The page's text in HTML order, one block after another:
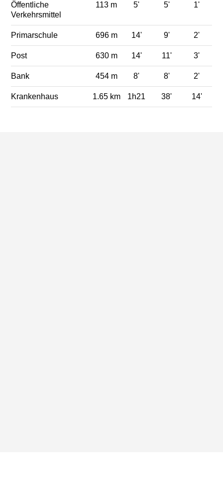
Öffentliche
Verkehrsmittel
113 m 5' 5' 1'
Primarschule 696 m 14' 9' 2'
Post 630 m 14' 11' 3'
Bank 454 m 8' 8' 2'
Krankenhaus 1.65 km 1h21 38' 14'